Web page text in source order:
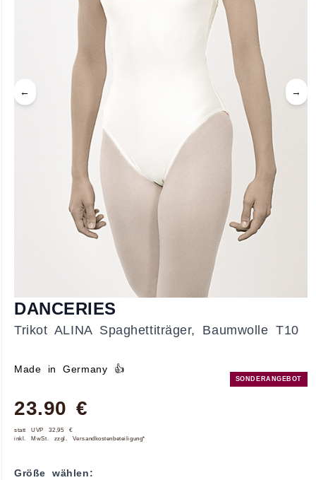
← →
SONDERANGEBOT
DANCERIES
Trikot ALINA Spaghettiträger, Baumwolle T10
Made in Germany 👍
23.90 €
statt UVP 32,95 €
inkl. MwSt. zzgl. Versandkostenbeteiligung*
Größe wählen: